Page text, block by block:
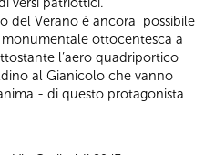
del Verano è ancora possibile
ottocentesca a
l’aero quadriportico
al Gianicolo che vanno
- di questo protagonista